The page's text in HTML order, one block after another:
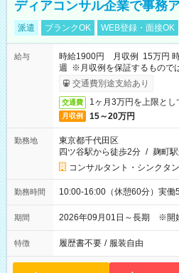
ディアコンサル企業で事務
派遣 ブランクOK WEB登録・面接OK
給与
時給1900円 月収例 15万円
週 ※月収例を保証するもので
ービス利用可（利用条件有）
交通費別途支給あり
交通費 1ヶ月3万円を上限とし
月収例 15～20万円
勤務地
東京都千代田区
四ツ谷駅から徒歩2分 / 麹町
コンサルタント・シンクタ
勤務時間 10:00-16:00（休憩60分）実働
期間 2026年09月01日～長期 ※開
特徴 履歴書不要 / 服装自由